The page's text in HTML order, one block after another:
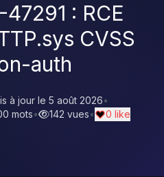
: RCE
CVSS
auth
à jour le 5 août 2026•
mots• 142 vues• 0 like